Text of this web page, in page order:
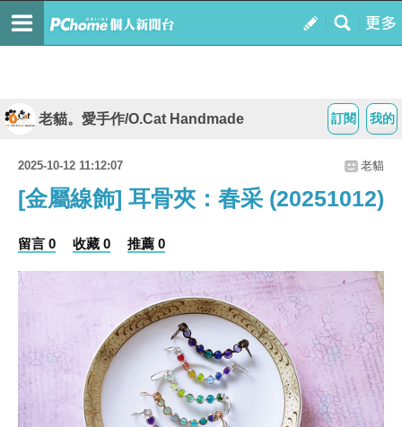
我的
訂閱
老貓。愛手作/O.Cat Handmade
2025-10-12 11:12:07 老貓
[金屬線飾] 耳骨夾：春采 (20251012)
留言 0 收藏 0 推薦 0